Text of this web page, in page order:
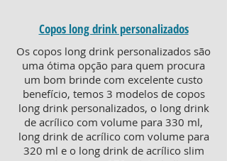
Copos long drink personalizados
Os copos long drink personalizados são
uma ótima opção para quem procura
um bom brinde com excelente custo
benefício, temos 3 modelos de copos
long drink personalizados, o long drink
de acrílico com volume para 330 ml,
long drink de acrílico com volume para
320 ml e o long drink de acrílico slim